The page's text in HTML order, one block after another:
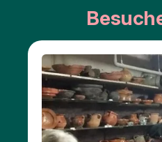
Kunst
Denkmalen
Schlacht
um die
Schelde